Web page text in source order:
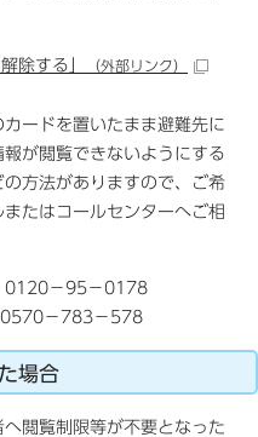
除する」 （外部リンク）
ードを置いたまま避難先に
が閲覧できないようにする
方法がありますので、ご希
たはコールセンターへご相
0120−95−0178
0570−783−578
場合
閲覧制限等が不要となった